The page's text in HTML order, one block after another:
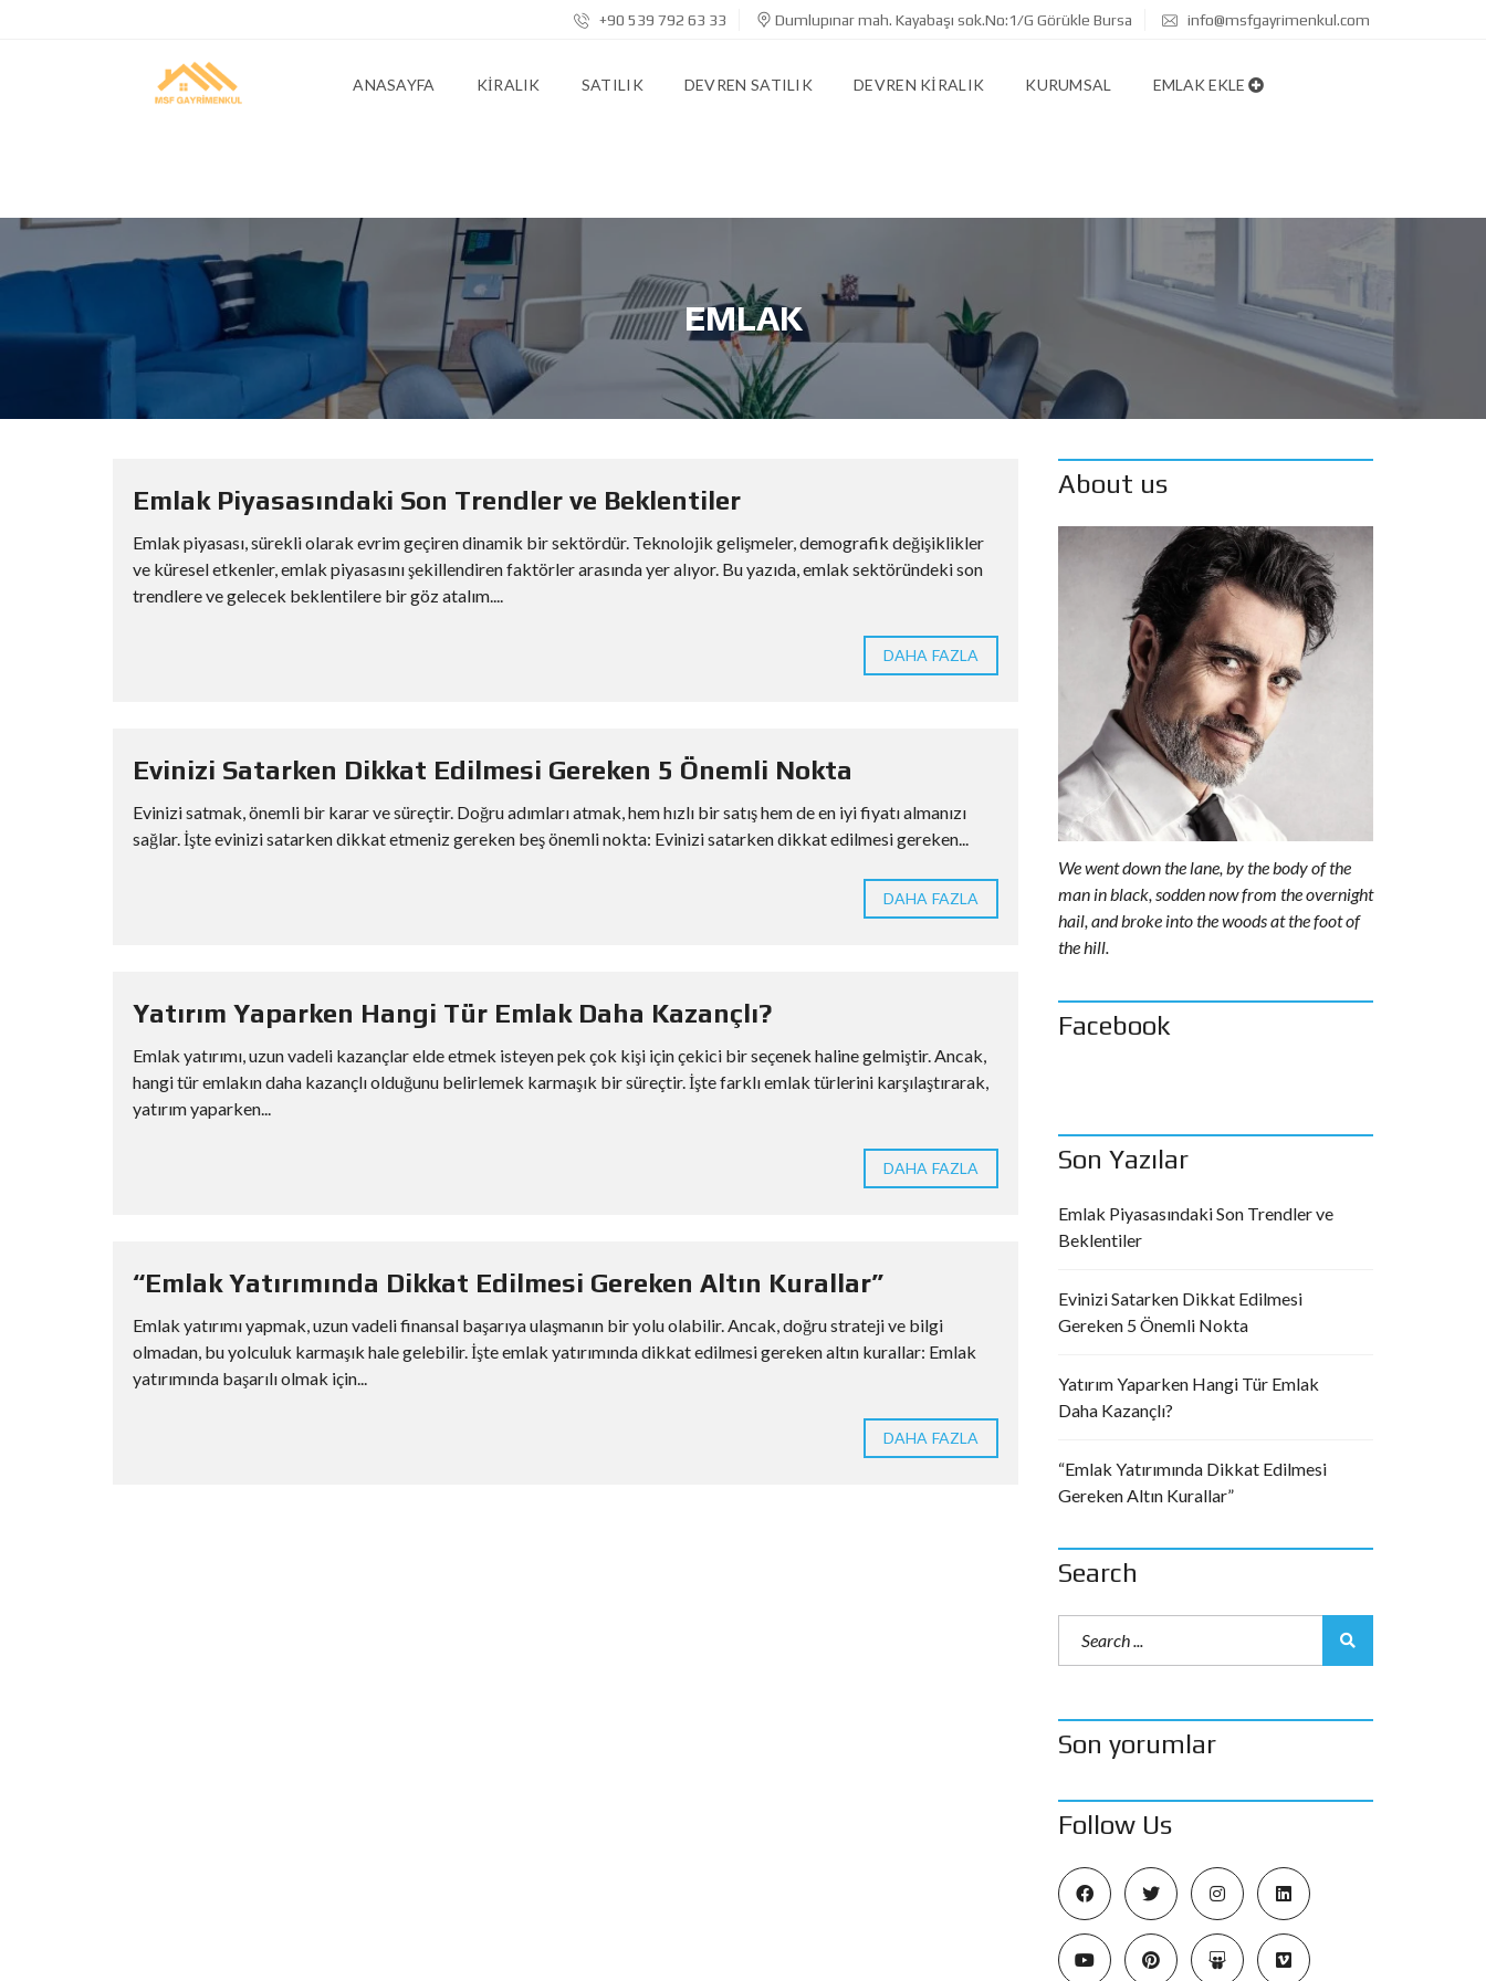
+90 539 792 63 33 Dumlupınar mah. Kayabaşı sok.No:1/G Görükle Bursa info@msfgayrimenkul.com
ANASAYFA KIRALIK SATILIK DEVREN SATILIK DEVREN KIRALIK KURUMSAL EMLAK EKLE
EMLAK
Emlak Piyasasındaki Son Trendler ve Beklentiler
Emlak piyasası, sürekli olarak evrim geçiren dinamik bir sektördür. Teknolojik gelişmeler, demografik değişiklikler
ve küresel etkenler, emlak piyasasını şekillendiren faktörler arasında yer alıyor. Bu yazıda, emlak sektöründeki son
trendlere ve gelecek beklentilere bir göz atalım....
DAHA FAZLA
Evinizi Satarken Dikkat Edilmesi Gereken 5 Önemli Nokta
Evinizi satmak, önemli bir karar ve süreçtir. Doğru adımları atmak, hem hızlı bir satış hem de en iyi fiyatı almanızı
sağlar. İşte evinizi satarken dikkat etmeniz gereken beş önemli nokta: Evinizi satarken dikkat edilmesi gereken...
DAHA FAZLA
Yatırım Yaparken Hangi Tür Emlak Daha Kazançlı?
Emlak yatırımı, uzun vadeli kazançlar elde etmek isteyen pek çok kişi için çekici bir seçenek haline gelmiştir. Ancak,
hangi tür emlakın daha kazançlı olduğunu belirlemek karmaşık bir süreçtir. İşte farklı emlak türlerini karşılaştırarak,
yatırım yaparken...
DAHA FAZLA
“Emlak Yatırımında Dikkat Edilmesi Gereken Altın Kurallar”
Emlak yatırımı yapmak, uzun vadeli finansal başarıya ulaşmanın bir yolu olabilir. Ancak, doğru strateji ve bilgi
olmadan, bu yolculuk karmaşık hale gelebilir. İşte emlak yatırımında dikkat edilmesi gereken altın kurallar: Emlak
yatırımında başarılı olmak için...
DAHA FAZLA
About us
We went down the lane, by the body of the
man in black, sodden now from the overnight
hail, and broke into the woods at the foot of
the hill.
Facebook
Son Yazılar
Emlak Piyasasındaki Son Trendler ve
Beklentiler
Evinizi Satarken Dikkat Edilmesi
Gereken 5 Önemli Nokta
Yatırım Yaparken Hangi Tür Emlak
Daha Kazançlı?
“Emlak Yatırımında Dikkat Edilmesi
Gereken Altın Kurallar”
Search
Son yorumlar
Follow Us